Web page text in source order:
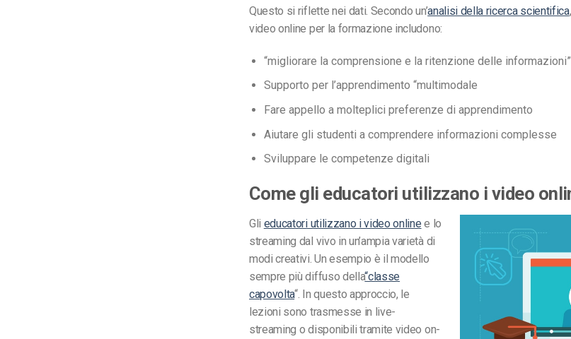
Questo si riflette nei dati. Secondo un’analisi della ricerca scientifica
video online per la formazione includono:
“migliorare la comprensione e la ritenzione delle informazioni”.
Supporto per l’apprendimento “multimodale
Fare appello a molteplici preferenze di apprendimento
Aiutare gli studenti a comprendere informazioni complesse
Sviluppare le competenze digitali
Come gli educatori utilizzano i video
Gli educatori utilizzano i video online e lo
streaming dal vivo in un’ampia varietà di
modi creativi. Un esempio è il modello
sempre più diffuso della“classe
capovolta“. In questo approccio, le
lezioni sono trasmesse in live-
streaming o disponibili tramite video on-